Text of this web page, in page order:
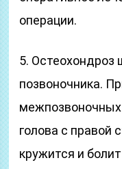
операции.
5. Остеохондроз
позвоночника.
голова с правой
кружится и